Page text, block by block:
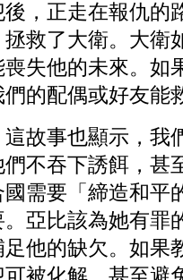
後，正走在報仇的
拯救了大衛。大衛
喪失他的未來。如
們的配偶或好友能
這故事也顯示，我
們不吞下誘餌，甚
國需要「締造和平
。亞比該為她有罪
足他的缺欠。如果